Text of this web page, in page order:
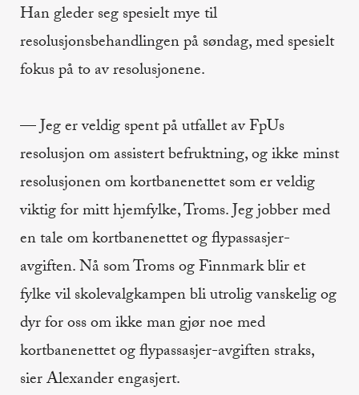
Han gleder seg spesielt mye til
resolusjonsbehandlingen på søndag, med spesielt
fokus på to av resolusjonene.
— Jeg er veldig spent på utfallet av FpUs
resolusjon om assistert befruktning, og ikke minst
resolusjonen om kortbanenettet som er veldig
viktig for mitt hjemfylke, Troms. Jeg jobber med
en tale om kortbanenettet og flypassasjer-
avgiften. Nå som Troms og Finnmark blir et
fylke vil skolevalgkampen bli utrolig vanskelig og
dyr for oss om ikke man gjør noe med
kortbanenettet og flypassasjer-avgiften straks,
sier Alexander engasjert.